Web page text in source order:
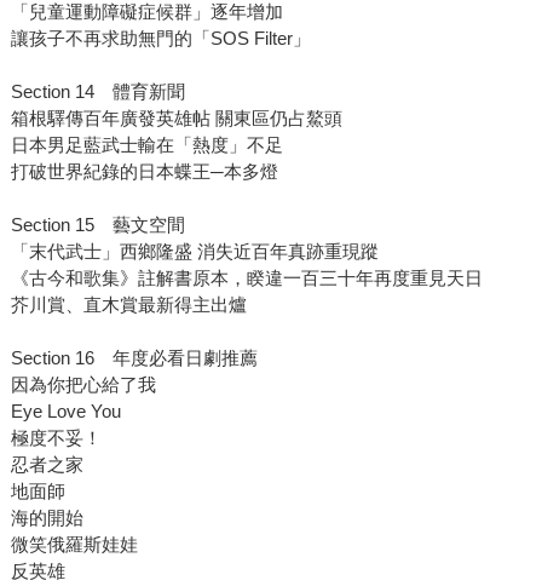
「兒童運動障礙症候群」逐年增加
讓孩子不再求助無門的「SOS Filter」
Section 14 體育新聞
箱根驛傳百年廣發英雄帖 關東區仍占鰲頭
日本男足藍武士輸在「熱度」不足
打破世界紀錄的日本蝶王─本多燈
Section 15 藝文空間
「末代武士」西鄉隆盛 消失近百年真跡重現蹤
《古今和歌集》註解書原本，睽違一百三十年再度重見天日
芥川賞、直木賞最新得主出爐
Section 16 年度必看日劇推薦
因為你把心給了我
Eye Love You
極度不妥！
忍者之家
地面師
海的開始
微笑俄羅斯娃娃
反英雄